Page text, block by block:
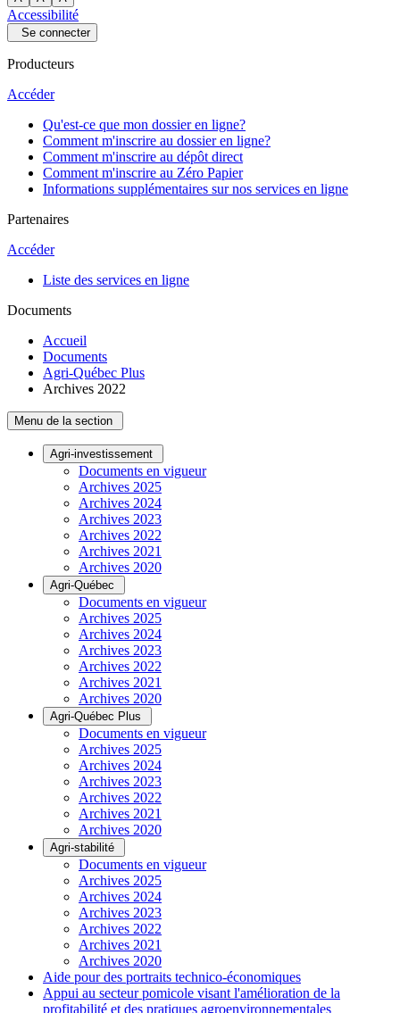
Accessibilité
Se connecter
Producteurs
Accéder
Qu'est-ce que mon dossier en ligne?
Comment m'inscrire au dossier en ligne?
Comment m'inscrire au dépôt direct
Comment m'inscrire au Zéro Papier
Informations supplémentaires sur nos services en ligne
Partenaires
Accéder
Liste des services en ligne
Documents
Accueil
Documents
Agri-Québec Plus
Archives 2022
Menu de la section
Agri-investissement
Documents en vigueur
Archives 2025
Archives 2024
Archives 2023
Archives 2022
Archives 2021
Archives 2020
Agri-Québec
Documents en vigueur
Archives 2025
Archives 2024
Archives 2023
Archives 2022
Archives 2021
Archives 2020
Agri-Québec Plus
Documents en vigueur
Archives 2025
Archives 2024
Archives 2023
Archives 2022
Archives 2021
Archives 2020
Agri-stabilité
Documents en vigueur
Archives 2025
Archives 2024
Archives 2023
Archives 2022
Archives 2021
Archives 2020
Aide pour des portraits technico-économiques
Appui au secteur pomicole visant l'amélioration de la
profitabilité et des pratiques agroenvironnementales